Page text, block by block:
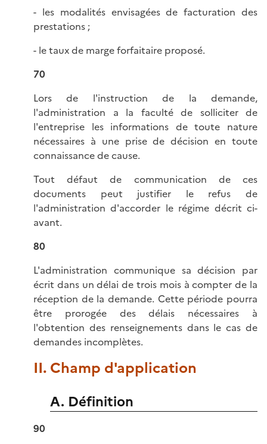
- les modalités envisagées de facturation des
prestations ;
- le taux de marge forfaitaire proposé.
70
Lors de l'instruction de la demande,
l'administration a la faculté de solliciter de
l'entreprise les informations de toute nature
nécessaires à une prise de décision en toute
connaissance de cause.
Tout défaut de communication de ces
documents peut justifier le refus de
l'administration d'accorder le régime décrit ci-
avant.
80
L'administration communique sa décision par
écrit dans un délai de trois mois à compter de la
réception de la demande. Cette période pourra
être prorogée des délais nécessaires à
l'obtention des renseignements dans le cas de
demandes incomplètes.
II. Champ d'application
A. Définition
90